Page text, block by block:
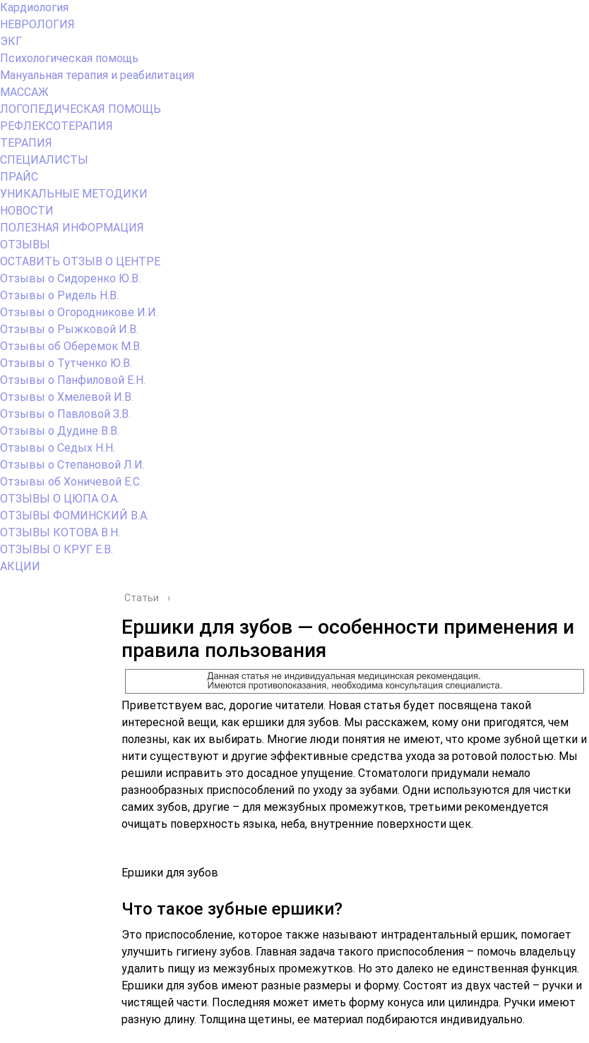
Кардиология
НЕВРОЛОГИЯ
ЭКГ
Психологическая помощь
Мануальная терапия и реабилитация
МАССАЖ
ЛОГОПЕДИЧЕСКАЯ ПОМОЩЬ
РЕФЛЕКСОТЕРАПИЯ
ТЕРАПИЯ
СПЕЦИАЛИСТЫ
ПРАЙС
УНИКАЛЬНЫЕ МЕТОДИКИ
НОВОСТИ
ПОЛЕЗНАЯ ИНФОРМАЦИЯ
ОТЗЫВЫ
ОСТАВИТЬ ОТЗЫВ О ЦЕНТРЕ
Отзывы о Сидоренко Ю.В.
Отзывы о Ридель Н.В.
Отзывы о Огородникове И.И.
Отзывы о Рыжковой И.В.
Отзывы об Оберемок М.В.
Отзывы о Тутченко Ю.В.
Отзывы о Панфиловой Е.Н.
Отзывы о Хмелевой И.В.
Отзывы о Павловой З.В.
Отзывы о Дудине В.В.
Отзывы о Седых Н.Н.
Отзывы о Степановой Л.И.
Отзывы об Хоничевой Е.С.
ОТЗЫВЫ О ЦЮПА О.А.
ОТЗЫВЫ ФОМИНСКИЙ В.А.
ОТЗЫВЫ КОТОВА В.Н.
ОТЗЫВЫ О КРУГ Е.В.
АКЦИИ
Статьи ›
Ершики для зубов — особенности применения и
правила пользования
Приветствуем вас, дорогие читатели. Новая статья будет посвящена такой
интересной вещи, как ершики для зубов. Мы расскажем, кому они пригодятся, чем
полезны, как их выбирать. Многие люди понятия не имеют, что кроме зубной щетки и
нити существуют и другие эффективные средства ухода за ротовой полостью. Мы
решили исправить это досадное упущение. Стоматологи придумали немало
разнообразных приспособлений по уходу за зубами. Одни используются для чистки
самих зубов, другие – для межзубных промежутков, третьими рекомендуется
очищать поверхность языка, неба, внутренние поверхности щек.
Ершики для зубов
Что такое зубные ершики?
Это приспособление, которое также называют интрадентальный ершик, помогает
улучшить гигиену зубов. Главная задача такого приспособления – помочь владельцу
удалить пищу из межзубных промежутков. Но это далеко не единственная функция.
Ершики для зубов имеют разные размеры и форму. Состоят из двух частей – ручки и
чистящей части. Последняя может иметь форму конуса или цилиндра. Ручки имеют
разную длину. Толщина щетины, ее материал подбираются индивидуально.